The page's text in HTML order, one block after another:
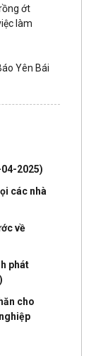
ớt
làm
Yên Bái
2025)
các nhà
về
phát
cho